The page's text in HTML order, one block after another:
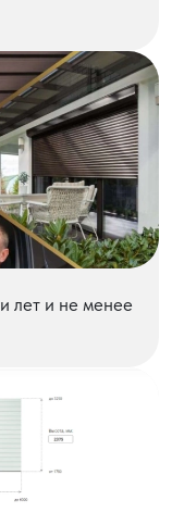
лет и не менее